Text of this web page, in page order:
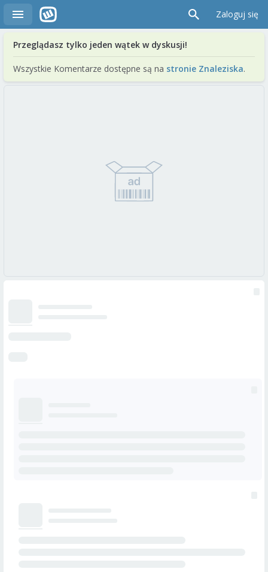
Zaloguj się
Przeglądasz tylko jeden wątek w dyskusji!
Wszystkie Komentarze dostępne są na stronie Znaleziska.